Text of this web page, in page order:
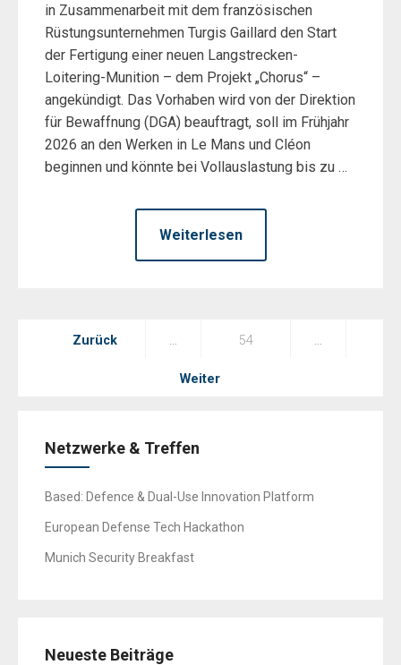
in Zusammenarbeit mit dem französischen
Rüstungsunternehmen Turgis Gaillard den Start
der Fertigung einer neuen Langstrecken-
Loitering-Munition – dem Projekt „Chorus“ –
angekündigt. Das Vorhaben wird von der Direktion
für Bewaffnung (DGA) beauftragt, soll im Frühjahr
2026 an den Werken in Le Mans und Cléon
beginnen und könnte bei Vollauslastung bis zu …
Weiterlesen
Seitennummerierung
Zurück … 54 …
Weiter
Netzwerke & Treffen
Based: Defence & Dual-Use Innovation Platform
European Defense Tech Hackathon
Munich Security Breakfast
Neueste Beiträge